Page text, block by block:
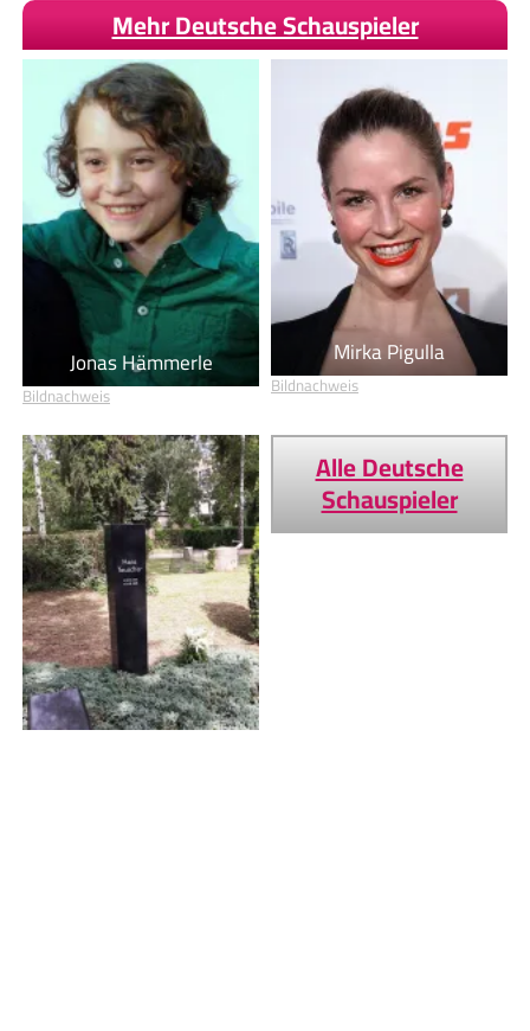
Mehr Deutsche Schauspieler
Jonas Hämmerle
Bildnachweis
Mirka Pigulla
Bildnachweis
Alle Deutsche
Schauspieler